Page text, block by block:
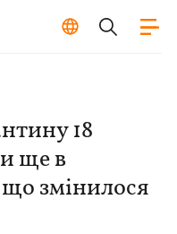
18
ще в
змінилося